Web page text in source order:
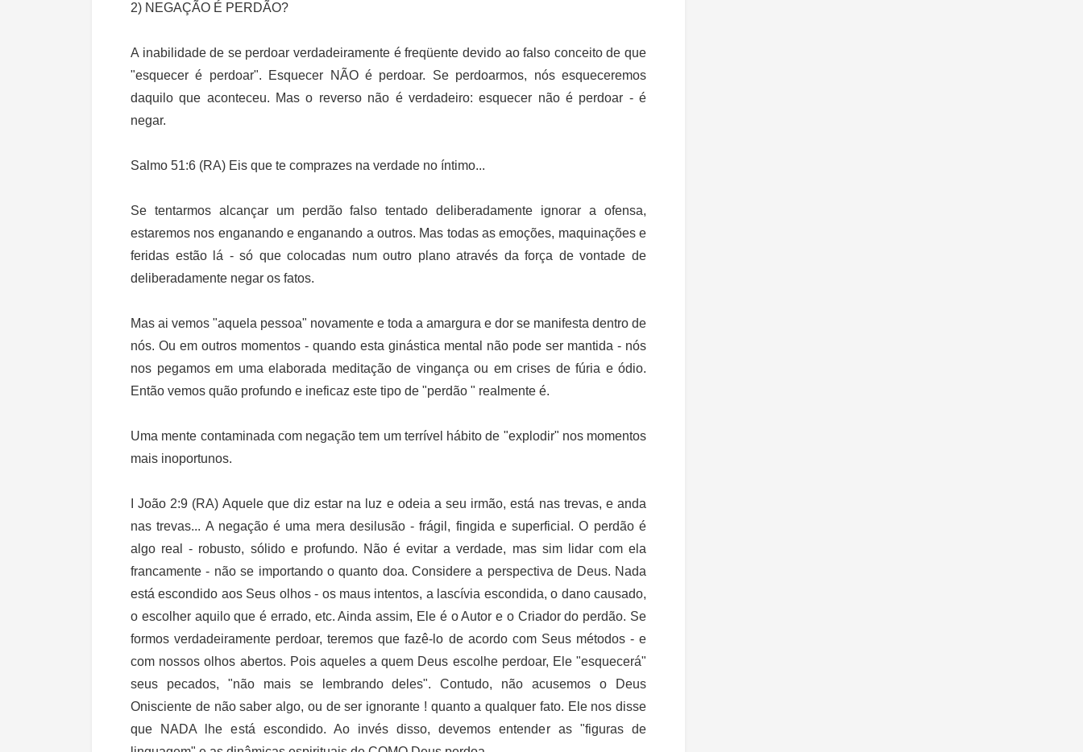
2) NEGAÇÃO É PERDÃO?
A inabilidade de se perdoar verdadeiramente é freqüente devido ao falso conceito de que
"esquecer é perdoar". Esquecer NÃO é perdoar. Se perdoarmos, nós esqueceremos
daquilo que aconteceu. Mas o reverso não é verdadeiro: esquecer não é perdoar - é
negar.
Salmo 51:6 (RA) Eis que te comprazes na verdade no íntimo...
Se tentarmos alcançar um perdão falso tentado deliberadamente ignorar a ofensa,
estaremos nos enganando e enganando a outros. Mas todas as emoções, maquinações e
feridas estão lá - só que colocadas num outro plano através da força de vontade de
deliberadamente negar os fatos.
Mas ai vemos "aquela pessoa" novamente e toda a amargura e dor se manifesta dentro de
nós. Ou em outros momentos - quando esta ginástica mental não pode ser mantida - nós
nos pegamos em uma elaborada meditação de vingança ou em crises de fúria e ódio.
Então vemos quão profundo e ineficaz este tipo de "perdão " realmente é.
Uma mente contaminada com negação tem um terrível hábito de "explodir" nos momentos
mais inoportunos.
I João 2:9 (RA) Aquele que diz estar na luz e odeia a seu irmão, está nas trevas, e anda
nas trevas... A negação é uma mera desilusão - frágil, fingida e superficial. O perdão é
algo real - robusto, sólido e profundo. Não é evitar a verdade, mas sim lidar com ela
francamente - não se importando o quanto doa. Considere a perspectiva de Deus. Nada
está escondido aos Seus olhos - os maus intentos, a lascívia escondida, o dano causado,
o escolher aquilo que é errado, etc. Ainda assim, Ele é o Autor e o Criador do perdão. Se
formos verdadeiramente perdoar, teremos que fazê-lo de acordo com Seus métodos - e
com nossos olhos abertos. Pois aqueles a quem Deus escolhe perdoar, Ele "esquecerá"
seus pecados, "não mais se lembrando deles". Contudo, não acusemos o Deus
Onisciente de não saber algo, ou de ser ignorante ! quanto a qualquer fato. Ele nos disse
que NADA lhe está escondido. Ao invés disso, devemos entender as "figuras de